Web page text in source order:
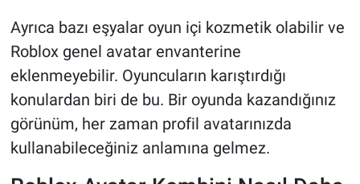
Ayrıca bazı eşyalar oyun içi kozmetik olabilir ve
Roblox genel avatar envanterine
eklenmeyebilir. Oyuncuların karıştırdığı
konulardan biri de bu. Bir oyunda kazandığınız
görünüm, her zaman profil avatarınızda
kullanabileceğiniz anlamına gelmez.